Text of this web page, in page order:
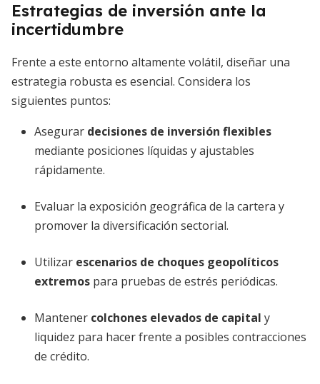
Estrategias de inversión ante la
incertidumbre
Frente a este entorno altamente volátil, diseñar una
estrategia robusta es esencial. Considera los
siguientes puntos:
Asegurar decisiones de inversión flexibles
mediante posiciones líquidas y ajustables
rápidamente.
Evaluar la exposición geográfica de la cartera y
promover la diversificación sectorial.
Utilizar escenarios de choques geopolíticos
extremos para pruebas de estrés periódicas.
Mantener colchones elevados de capital y
liquidez para hacer frente a posibles contracciones
de crédito.